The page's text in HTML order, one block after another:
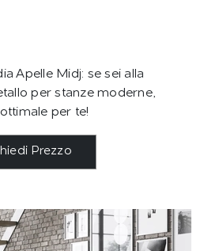
Apelle Midj: se sei alla
per stanze moderne,
per te!
Prezzo